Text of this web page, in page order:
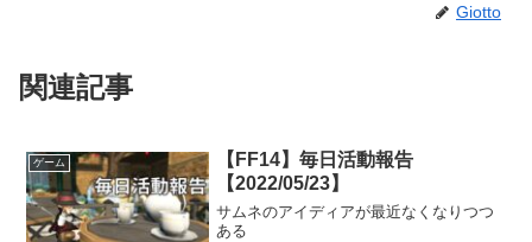
Giotto
関連記事
ゲーム
【FF14】毎日活動報告
【2022/05/23】
サムネのアイディアが最近なくなりつつ
ある